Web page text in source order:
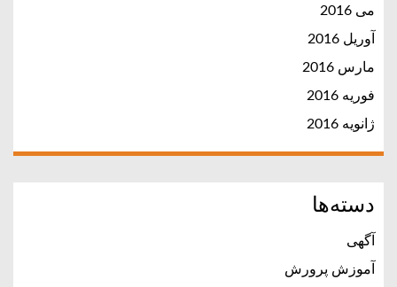
می 2016
آوریل 2016
مارس 2016
فوریه 2016
ژانویه 2016
دسته‌ها
آگهی
آموزش پرورش